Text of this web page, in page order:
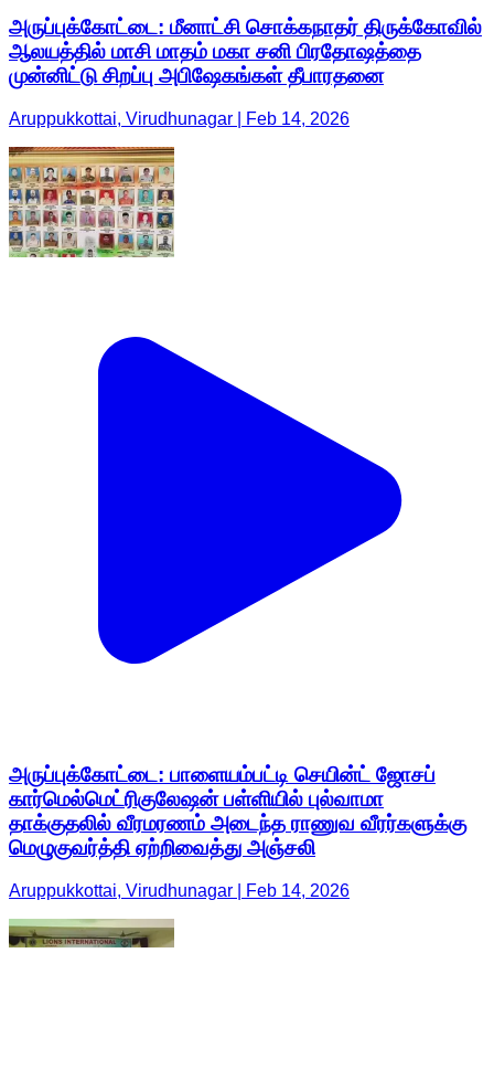
அருப்புக்கோட்டை: மீனாட்சி சொக்கநாதர் திருக்கோவில்
ஆலயத்தில் மாசி மாதம் மகா சனி பிரதோஷத்தை
முன்னிட்டு சிறப்பு அபிஷேகங்கள் தீபாரதனை
Aruppukkottai, Virudhunagar | Feb 14, 2026
அருப்புக்கோட்டை: பாளையம்பட்டி செயின்ட் ஜோசப்
கார்மெல்மெட்ரிகுலேஷன் பள்ளியில் புல்வாமா
தாக்குதலில் வீரமரணம் அடைந்த ராணுவ வீரர்களுக்கு
மெழுகுவர்த்தி ஏற்றிவைத்து அஞ்சலி
Aruppukkottai, Virudhunagar | Feb 14, 2026